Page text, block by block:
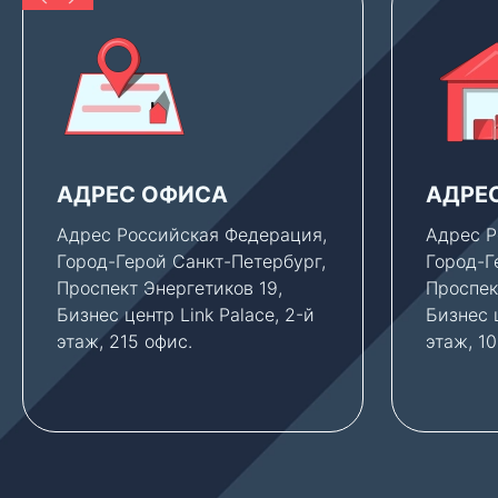
АДРЕС ОФИСА
Адрес Российская Федерация,
Город-Герой Санкт-Петербург,
Проспект Энергетиков 19,
Бизнес центр Link Palace, 2-й
этаж, 215 офис.
Адрес
Город-
Бизнес
этаж,